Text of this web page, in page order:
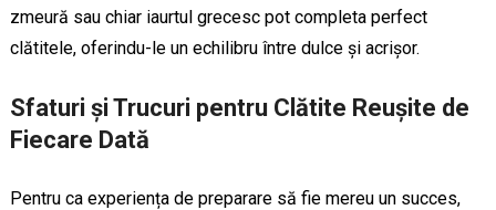
zmeură sau chiar iaurtul grecesc pot completa perfect
clătitele, oferindu-le un echilibru între dulce și acrișor.
Sfaturi și Trucuri pentru Clătite Reușite de
Fiecare Dată
Pentru ca experiența de preparare să fie mereu un succes,